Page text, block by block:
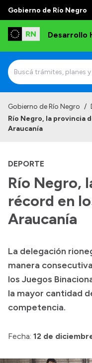
Gobierno de Río Negro
Desarrollo
Institucional
Autoridades
Delegaciones
Normativa
Presupuesto
Boletín Oficial
Compras y
Consulta de
Convocatorias
Intranet
Gobierno de Río Negro /
Río Negro, la provincia
Araucanía
DEPORTE
Río Negro,
récord en
Araucanía
La delegación
manera
los Juegos
la mayor cantidad
competencia.
Fecha: 12 de